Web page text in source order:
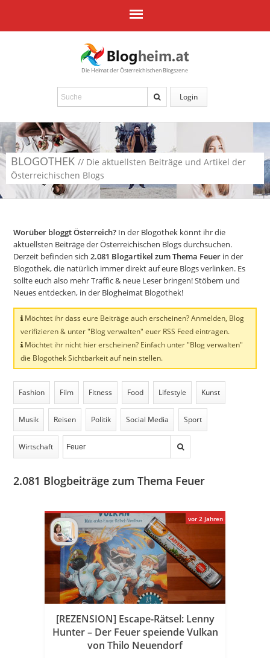
Die Heimat der Österreichischen Blogszene
Login
BLOGOTHEK // Die aktuellsten Beiträge und Artikel der
Österreichischen Blogs
Worüber bloggt Österreich? In der Blogothek könnt ihr die
aktuellsten Beiträge der Österreichischen Blogs durchsuchen.
Derzeit befinden sich2.081 Blogartikel zum Thema Feuer in der
Blogothek, die natürlich immer direkt auf eure Blogs verlinken. Es
sollte euch also mehr Traffic & neue Leser bringen! Stöbern und
Neues entdecken, in der Blogheimat Blogothek!
Möchtet ihr dass eure Beiträge auch erscheinen? Anmelden, Blog
verifizieren & unter "Blog verwalten" euer RSS Feed eintragen.
Möchtet ihr nicht hier erscheinen? Einfach unter "Blog verwalten"
die Blogothek Sichtbarkeit auf nein stellen.
Fashion Film Fitness Food Lifestyle Kunst
Musik Reisen Politik Social Media Sport
Wirtschaft
2.081 Blogbeiträge zum Thema Feuer
[REZENSION] Escape-Rätsel: Lenny
Hunter – Der Feuer speiende Vulkan
von Thilo Neuendorf
vor 2 Jahren